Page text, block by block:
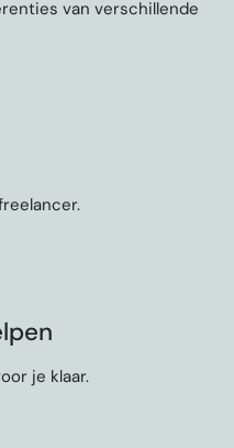
van verschillende
je klaar.